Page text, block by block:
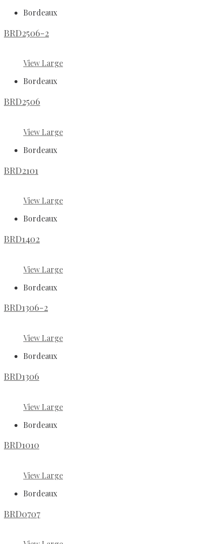
Bordeaux
BRD2506-2
View Large
Bordeaux
BRD2506
View Large
Bordeaux
BRD2101
View Large
Bordeaux
BRD1402
View Large
Bordeaux
BRD1306-2
View Large
Bordeaux
BRD1306
View Large
Bordeaux
BRD1010
View Large
Bordeaux
BRD0707